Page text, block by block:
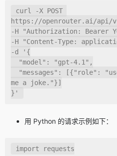
curl -X POST
https://openrouter.ai/api/
-H
"Authorization: Bearer
-H
"Content-Type:
-d
'{
me a joke."}]
}'
用 Python 的请求示例如下：
import requests